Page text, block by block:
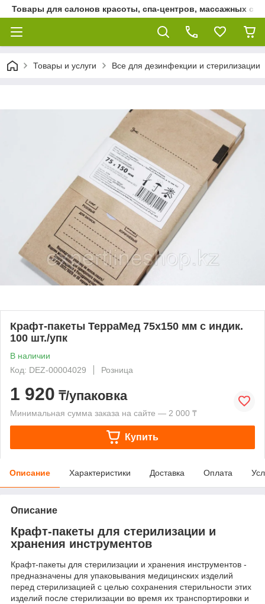
Товары для салонов красоты, спа-центров, массажных
Товары и услуги Все для дезинфекции и стерилизации
Крафт-пакеты ТерраМед 75х150 мм с индик.
100 шт./упк
В наличии
Код: DEZ-00004029
Розница
1 920 ₸/упаковка
Минимальная сумма заказа на сайте — 2 000 ₸
Купить
Описание Характеристики Доставка Оплата
Описание
Крафт-пакеты для стерилизации и
хранения инструментов
Крафт-пакеты для стерилизации и хранения инструментов -
предназначены для упаковывания медицинских изделий
перед стерилизацией с целью сохранения стерильности этих
изделий после стерилизации во время их транспортировки и